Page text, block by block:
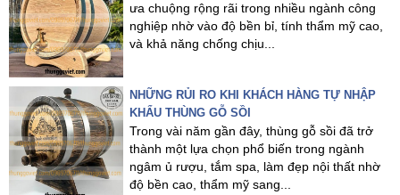
ưa chuộng rộng rãi trong nhiều ngành công
nghiệp nhờ vào độ bền bỉ, tính thẩm mỹ cao,
và khả năng chống chịu...
NHỮNG RỦI RO KHI KHÁCH HÀNG TỰ NHẬP
KHẨU THÙNG GỖ SỒI
Trong vài năm gần đây, thùng gỗ sồi đã trở
thành một lựa chọn phổ biến trong ngành
ngâm ủ rượu, tắm spa, làm đẹp nội thất nhờ
độ bền cao, thẩm mỹ sang...